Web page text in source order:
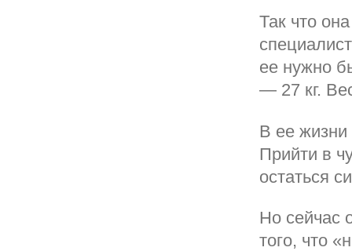
Так что
ее нужно
— 27 кг.
В ее жизни
Прийти в
остаться
Но сейчас
того, что